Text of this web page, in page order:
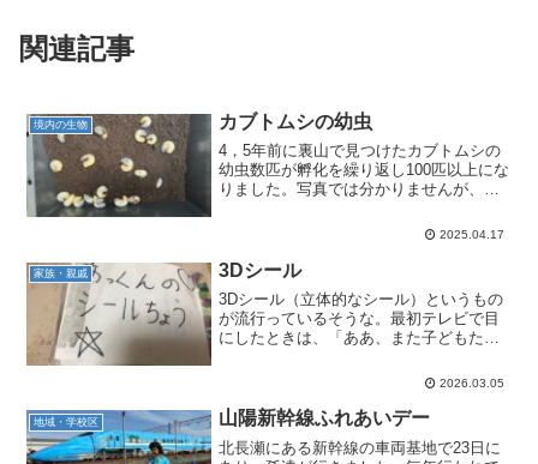
関連記事
境内の生物 カブトムシの幼虫
4，5年前に裏山で見つけたカブトムシの
幼虫数匹が孵化を繰り返し100匹以上にな
りました。写真では分かりませんが、結
分を含んだ土）を替えたり、フンを取り
息子が孫の為にと...
2025.04.17
家族・親戚 3Dシール
3Dシール（立体的なシール）というもの
が流行っているそうな。最初テレビで目
にしたときは、「ああ、また子どもたち
いに思っていました。ところが、これが
たらしい」という情報を...
2026.03.05
地域・学校区 山陽新幹線ふれあいデー
北長瀬にある新幹線の車両基地で23日に